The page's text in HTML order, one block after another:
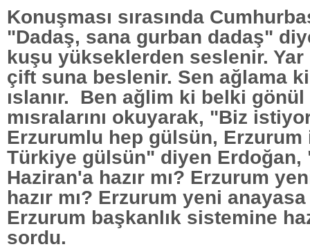
Konuşması sırasında
"Dadaş, sana gurban dadaş"
kuşu yükseklerden seslenir.
çift suna beslenir. Sen ağlama
ıslanır. Ben ağlim ki belki gönül
mısralarını okuyarak, "Biz
Erzurumlu hep gülsün,
Türkiye gülsün" diyen Erdoğan,
Haziran'a hazır mı? Erzurum
hazır mı? Erzurum yeni anayasa
Erzurum başkanlık sistemine
sordu.